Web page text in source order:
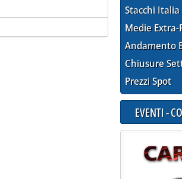
Stacchi Italia
Medie Extra-
Andamento
Chiusure
Prezzi Spot
EVENTI -